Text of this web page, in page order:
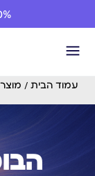
10% הנחה
עמוד הבית /